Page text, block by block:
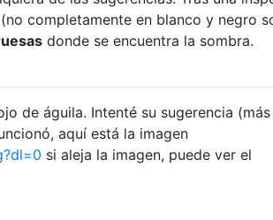
completamente en blanco y negro
donde se encuentra la sombra.
de águila. Intenté su sugerencia (más
aquí está la imagen
si aleja la imagen, puede ver el